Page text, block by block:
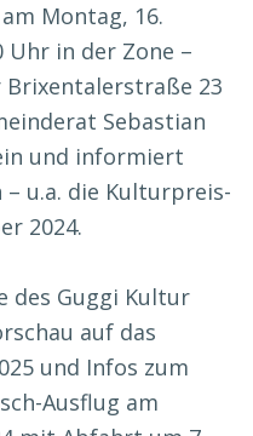
Montag, 16.
Uhr in der Zone –
23
Sebastian
und informiert
u.a. die Kulturpreis-
2024.
des Guggi Kultur
auf das
und Infos zum
Ausflug am